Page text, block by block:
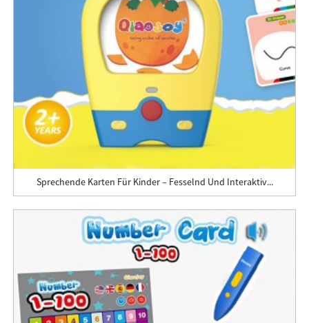
Sprechende Karten Für Kinder – Fesselnd Und Interaktiv...